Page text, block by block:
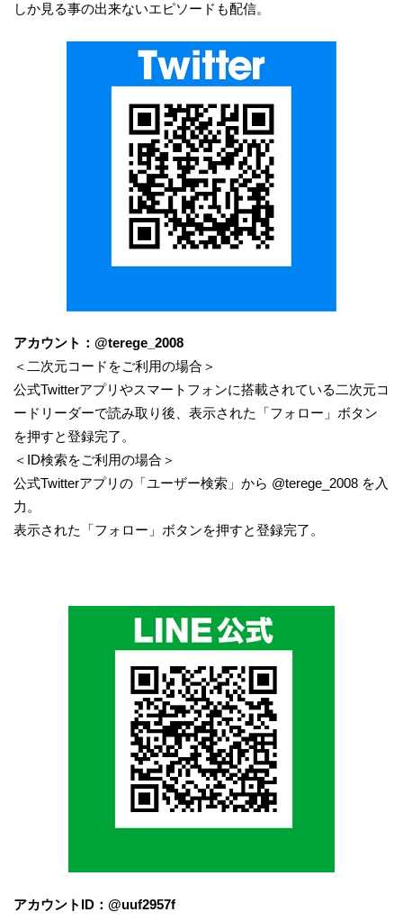
しか見る事の出来ないエピソードも配信。
アカウント：@terege_2008
＜二次元コードをご利用の場合＞
公式Twitterアプリやスマートフォンに搭載されている二次元コ
ードリーダーで読み取り後、表示された「フォロー」ボタン
を押すと登録完了。
＜ID検索をご利用の場合＞
公式Twitterアプリの「ユーザー検索」から @terege_2008 を入
力。
表示された「フォロー」ボタンを押すと登録完了。
アカウントID：@uuf2957f